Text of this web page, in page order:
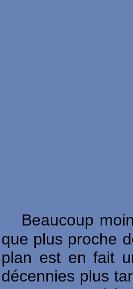
Beaucoup
que plus proche
plan est en fait
décennies plus